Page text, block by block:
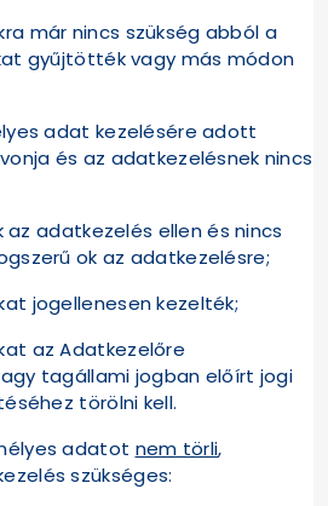
már nincs szükség abból a
gyűjtötték vagy más módon
adat kezelésére adott
és az adatkezelésnek nincs
adatkezelés ellen és nincs
ok az adatkezelésre;
jogellenesen kezelték;
az Adatkezelőre
tagállami jogban előírt jogi
törölni kell.
adatot nem törli,
szükséges: